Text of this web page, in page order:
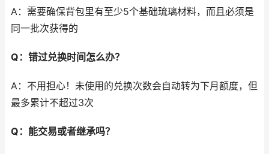
A：需要确保背包里有至少5个基础琉璃材料，而且必须是
同一批次获得的
Q：错过兑换时间怎么办？
A：不用担心！未使用的兑换次数会自动转为下月额度，但
最多累计不超过3次
Q：能交易或者继承吗？